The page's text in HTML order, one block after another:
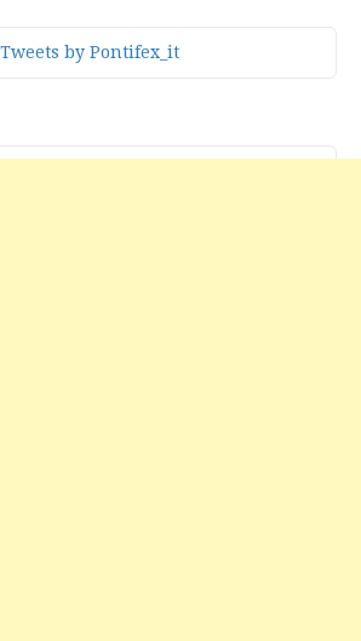
Tweets by Pontifex_it